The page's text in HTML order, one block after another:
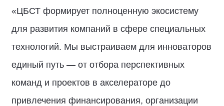
«ЦБСТ формирует полноценную экосистему
для развития компаний в сфере специальных
технологий. Мы выстраиваем для инноваторов
единый путь — от отбора перспективных
команд и проектов в акселераторе до
привлечения финансирования, организации